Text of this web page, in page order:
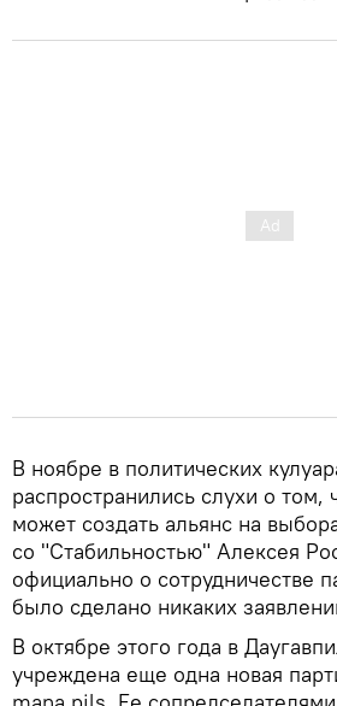
В ноябре в политических
распространились слухи о том,
может создать альянс на
со "Стабильностью" Алексея
официально о сотрудничестве
было сделано никаких
В октябре этого года в
учреждена еще одна новая